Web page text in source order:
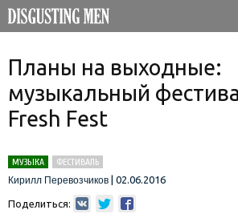
Планы на выходные:
музыкальный
Fresh Fest
МУЗЫКА
ФЕСТИВАЛЬ
Кирилл Перевозчиков
02.06.2016
Поделиться: